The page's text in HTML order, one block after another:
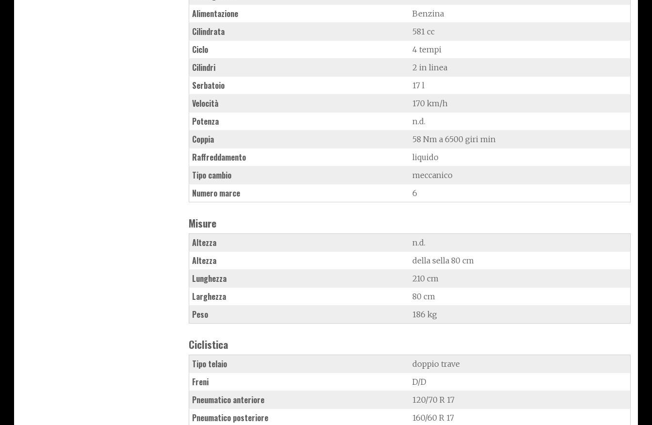
Alimentazione Benzina
Cilindrata 581 cc
Ciclo 4 tempi
Cilindri 2 in linea
Serbatoio 17 l
Velocità 170 km/h
Potenza n.d.
Coppia 58 Nm a 6500 giri min
Raffreddamento liquido
Tipo cambio meccanico
Numero marce 6
Misure
Altezza n.d.
Altezza della sella 80 cm
Lunghezza 210 cm
Larghezza 80 cm
Peso 186 kg
Ciclistica
Tipo telaio doppio trave
Freni D/D
Pneumatico anteriore 120/70 R 17
Pneumatico posteriore 160/60 R 17